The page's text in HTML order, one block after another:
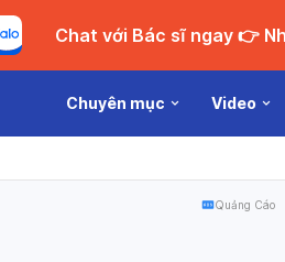
Chat với
Chuyên mục Video
Quảng Cáo